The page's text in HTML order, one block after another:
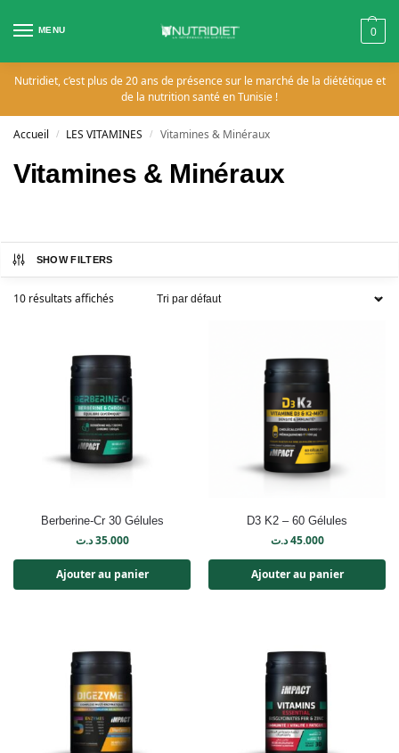
MENU 0
Nutridiet, c’est plus de 20 ans de présence sur le marché de la diététique et
de la nutrition santé en Tunisie !
Accueil / LES VITAMINES / Vitamines & Minéraux
Vitamines & Minéraux
SHOW FILTERS
10 résultats affichés
Berberine-Cr 30 Gélules
35.000 د.ت
Ajouter au panier
D3 K2 – 60 Gélules
45.000 د.ت
Ajouter au panier